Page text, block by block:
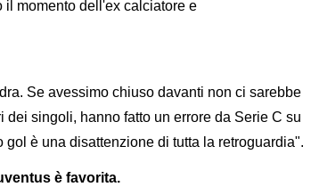
il momento dell'ex calciatore e
Se avessimo chiuso davanti non ci sarebbe
singoli, hanno fatto un errore da Serie C su
è una disattenzione di tutta la retroguardia".
è favorita.